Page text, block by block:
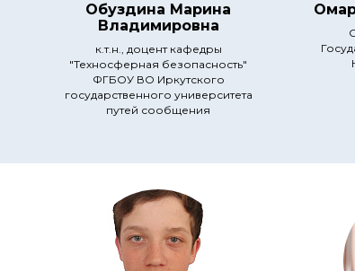
Обуздина Марина
Владимировна
к.т.н., доцент кафедры
"Техносферная безопасность"
ФГБОУ ВО Иркутского
государственного университета
путей сообщения